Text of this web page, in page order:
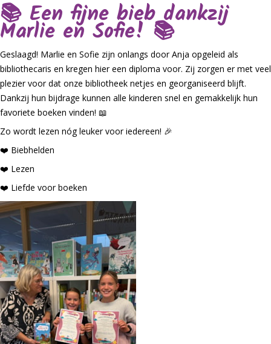
📚 Een fijne bieb dankzij
Marlie en Sofie! 📚
Geslaagd! Marlie en Sofie zijn onlangs door Anja opgeleid als
bibliothecaris en kregen hier een diploma voor. Zij zorgen er met veel
plezier voor dat onze bibliotheek netjes en georganiseerd blijft.
Dankzij hun bijdrage kunnen alle kinderen snel en gemakkelijk hun
favoriete boeken vinden! 📖
Zo wordt lezen nóg leuker voor iedereen! 🎉
❤️ Biebhelden
❤️ Lezen
❤️ Liefde voor boeken